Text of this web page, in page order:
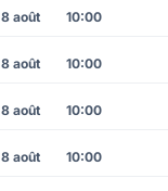
8 août 10:00
8 août 10:00
8 août 10:00
8 août 10:00